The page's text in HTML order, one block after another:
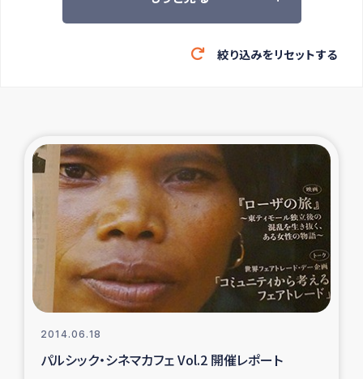
緊急救援の時代
東ティモール豪雨緊急支援
大雨による洪水被災者支援
カカオ生産者支援事業
シリア国内避難民・帰還民の生活再建支援
トルコにおけるシリア難民支援事業
インドネシア中部 スラウェシの地震・津波被災者支援
絞り込みをリセットする
2014.06.18
パルシック・シネマカフェ Vol.2 開催レポート